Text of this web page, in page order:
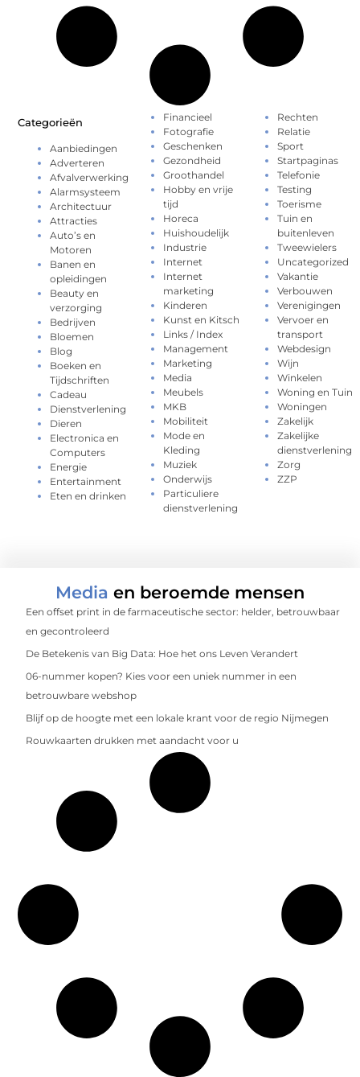
Categorieën
Aanbiedingen
Adverteren
Afvalverwerking
Alarmsysteem
Architectuur
Attracties
Auto’s en
Motoren
Banen en
opleidingen
Beauty en
verzorging
Bedrijven
Bloemen
Blog
Boeken en
Tijdschriften
Cadeau
Dienstverlening
Dieren
Electronica en
Computers
Energie
Entertainment
Eten en drinken
Financieel
Fotografie
Geschenken
Gezondheid
Groothandel
Hobby en vrije
tijd
Horeca
Huishoudelijk
Industrie
Internet
Internet
marketing
Kinderen
Kunst en Kitsch
Links / Index
Management
Marketing
Media
Meubels
MKB
Mobiliteit
Mode en
Kleding
Muziek
Onderwijs
Particuliere
dienstverlening
Rechten
Relatie
Sport
Startpaginas
Telefonie
Testing
Toerisme
Tuin en
buitenleven
Tweewielers
Uncategorized
Vakantie
Verbouwen
Verenigingen
Vervoer en
transport
Webdesign
Wijn
Winkelen
Woning en Tuin
Woningen
Zakelijk
Zakelijke
dienstverlening
Zorg
ZZP
Media en beroemde mensen
Een offset print in de farmaceutische sector: helder, betrouwbaar
en gecontroleerd
De Betekenis van Big Data: Hoe het ons Leven Verandert
06-nummer kopen? Kies voor een uniek nummer in een
betrouwbare webshop
Blijf op de hoogte met een lokale krant voor de regio Nijmegen
Rouwkaarten drukken met aandacht voor u